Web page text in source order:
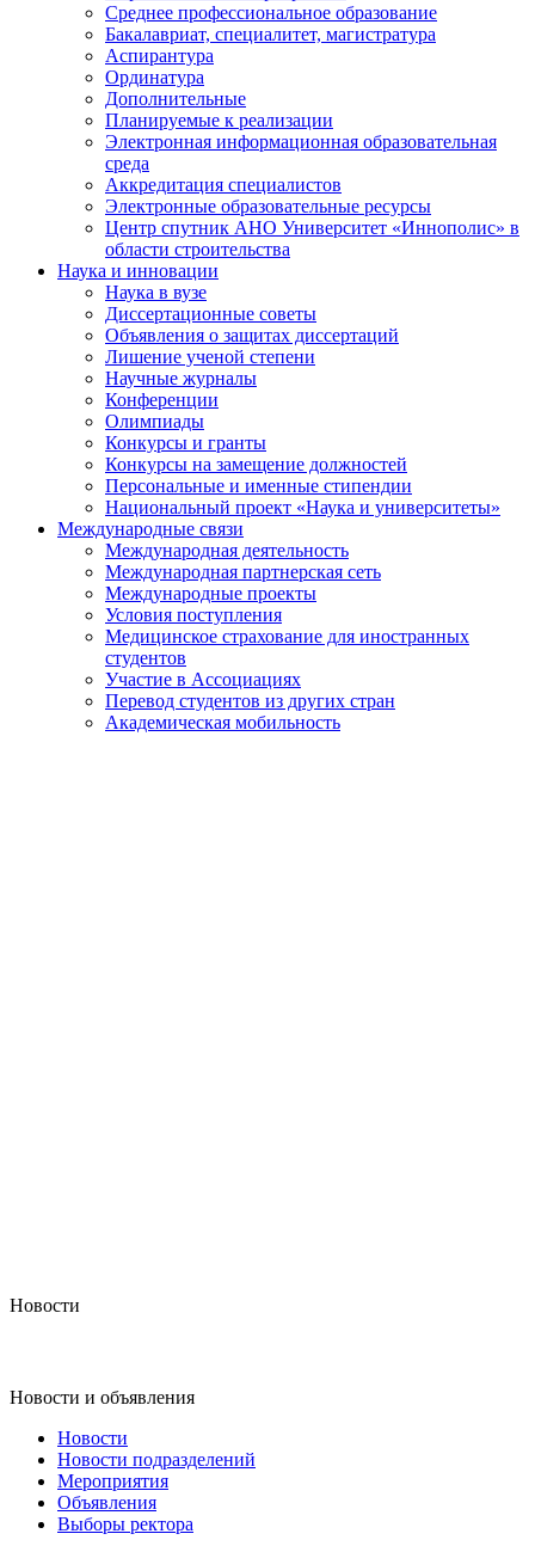
Среднее профессиональное образование
Бакалавриат, специалитет, магистратура
Аспирантура
Ординатура
Дополнительные
Планируемые к реализации
Электронная информационная образовательная
среда
Аккредитация специалистов
Электронные образовательные ресурсы
Центр спутник АНО Университет «Иннополис» в
области строительства
Наука и инновации
Наука в вузе
Диссертационные советы
Объявления о защитах диссертаций
Лишение ученой степени
Научные журналы
Конференции
Олимпиады
Конкурсы и гранты
Конкурсы на замещение должностей
Персональные и именные стипендии
Национальный проект «Наука и университеты»
Международные связи
Международная деятельность
Международная партнерская сеть
Международные проекты
Условия поступления
Медицинское страхование для иностранных
студентов
Участие в Ассоциациях
Перевод студентов из других стран
Академическая мобильность
Новости
Новости и объявления
Новости
Новости подразделений
Мероприятия
Объявления
Выборы ректора